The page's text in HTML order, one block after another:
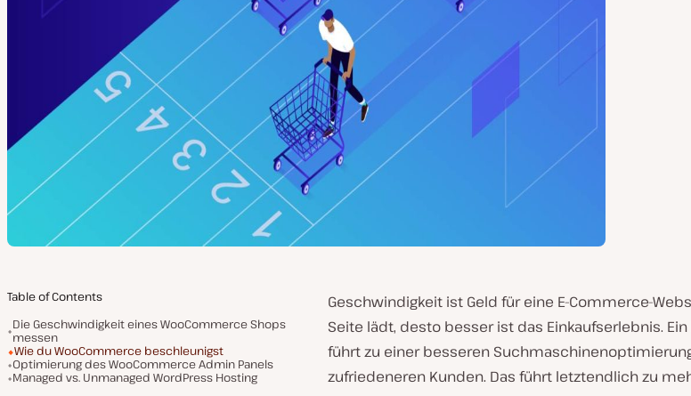
Table of Contents
Die Geschwindigkeit eines WooCommerce Shops
messen
Wie du WooCommerce beschleunigst
Optimierung des WooCommerce Admin Panels
Managed vs. Unmanaged WordPress Hosting
Geschwindigkeit ist Geld für eine E-Commerce-
Seite lädt, desto besser ist das Einkaufserlebnis.
führt zu einer besseren
zufriedeneren Kunden. Das führt letztendlich zu